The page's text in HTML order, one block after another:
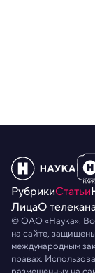
РубрикиСтатьи
ЛицаО
© ОАО «Наука».
на сайте,
международным
правах.